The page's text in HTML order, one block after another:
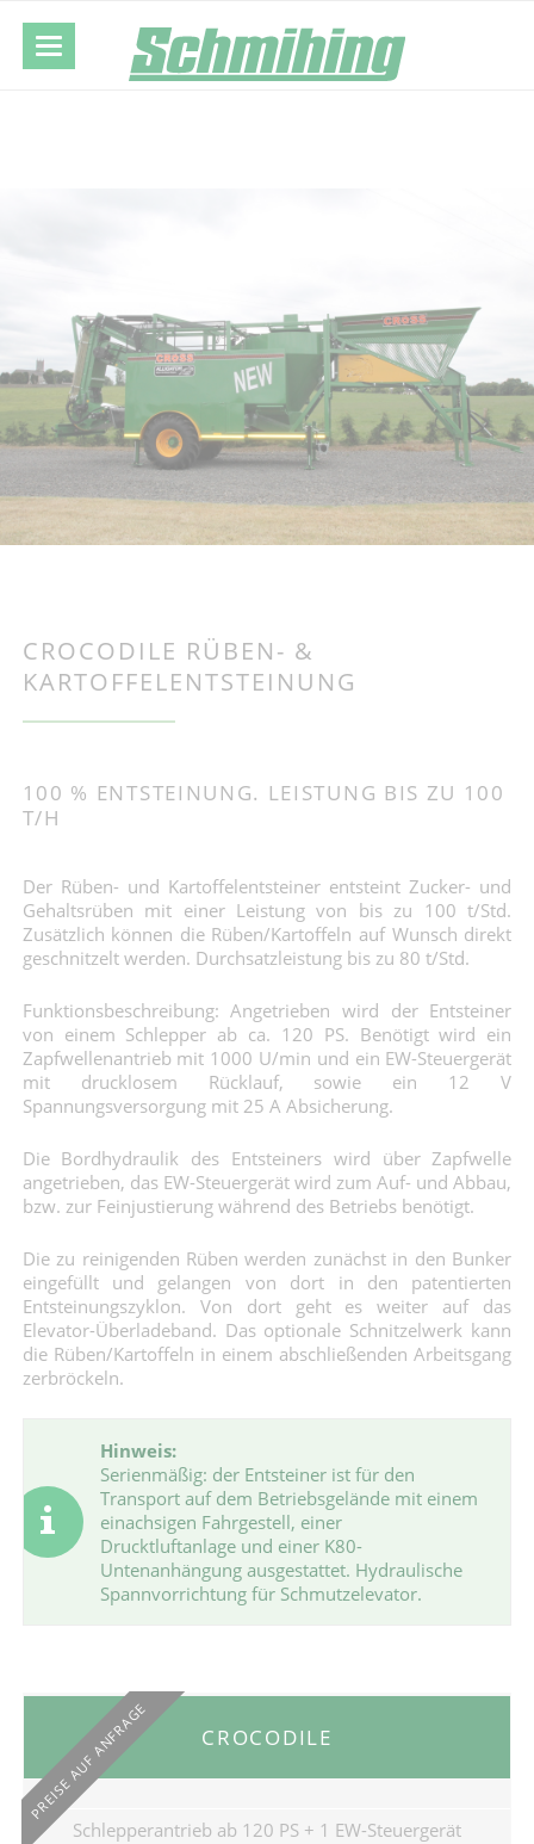
CROCODILE RÜBEN- &
KARTOFFELENTSTEINUNG
100 % ENTSTEINUNG. LEISTUNG BIS ZU 100
T/H
Der Rüben- und Kartoffelentsteiner entsteint Zucker- und
Gehaltsrüben mit einer Leistung von bis zu 100 t/Std.
Zusätzlich können die Rüben/Kartoffeln auf Wunsch direkt
geschnitzelt werden. Durchsatzleistung bis zu 80 t/Std.
Funktionsbeschreibung: Angetrieben wird der Entsteiner
von einem Schlepper ab ca. 120 PS. Benötigt wird ein
Zapfwellenantrieb mit 1000 U/min und ein EW-Steuergerät
mit drucklosem Rücklauf, sowie ein 12 V
Spannungsversorgung mit 25 A Absicherung.
Die Bordhydraulik des Entsteiners wird über Zapfwelle
angetrieben, das EW-Steuergerät wird zum Auf- und Abbau,
bzw. zur Feinjustierung während des Betriebs benötigt.
Die zu reinigenden Rüben werden zunächst in den Bunker
eingefüllt und gelangen von dort in den patentierten
Entsteinungszyklon. Von dort geht es weiter auf das
Elevator-Überladeband. Das optionale Schnitzelwerk kann
die Rüben/Kartoffeln in einem abschließenden Arbeitsgang
zerbröckeln.
Hinweis:
Serienmäßig: der Entsteiner ist für den
Transport auf dem Betriebsgelände mit einem
einachsigen Fahrgestell, einer
Drucktluftanlage und einer K80-
Untenanhängung ausgestattet. Hydraulische
Spannvorrichtung für Schmutzelevator.
CROCODILE
PREISE AUF ANFRAGE
Schlepperantrieb ab 120 PS + 1 EW-Steuergerät